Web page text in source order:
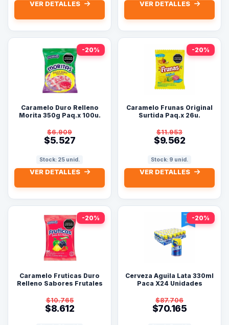
VER DETALLES VER DETALLES
-20%
Caramelo Duro Relleno
Morita 350g Paq.x 100u.
$6.909
$5.527
Stock: 25 unid.
VER DETALLES
-20%
Caramelo Frunas Original
Surtida Paq.x 26u.
$11.953
$9.562
Stock: 9 unid.
VER DETALLES
-20%
Caramelo Fruticas Duro
Relleno Sabores Frutales
$10.765
$8.612
-20%
Cerveza Aguila Lata 330ml
Paca X24 Unidades
$87.706
$70.165